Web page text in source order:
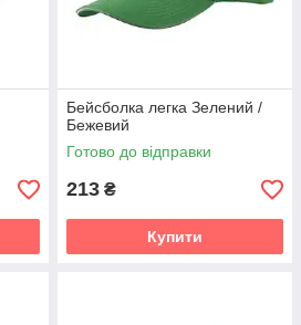
Бейсболка легка Зелений /
Бежевий
Готово до відправки
213 ₴
Купити